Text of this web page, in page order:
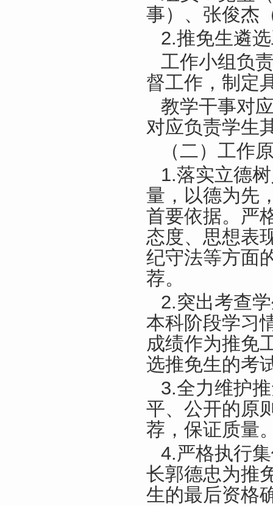
事）、张俊杰
2.推免生遴
工作小组负
督工作，制定
教学干事对
对应负责学生
（二）工作
1.落实立德
量，以德为先
首要依据。严
态度、思想表
纪守法等方面
荐。
2.突出考查
本科阶段学习
成绩作为推免
选推免生的考
3.全力维护
平、公开的原
荐，保证质量
4.严格执行
长郭德忠为推
生的最后资格